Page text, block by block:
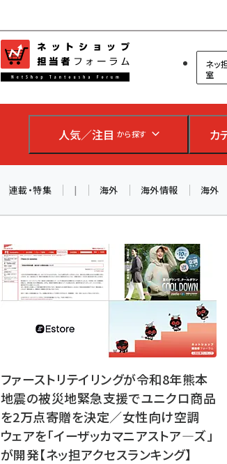
ネットショップ担
ネッ
室
人気／注目 から探す カ
連載・特集 | 海外 海外情報 海外
ファーストリテイリングが令和8年熊本
地震の被災地緊急支援でユニクロ商品
を2万点寄贈を決定／女性向け空調
ウェアを「イーザッカマニアストア―ズ」
が開発【ネッ担アクセスランキング】
AI
ア